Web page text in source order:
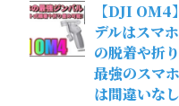
【DJI OM4
デルはスマ
の脱着や折
最強のスマ
は間違いな